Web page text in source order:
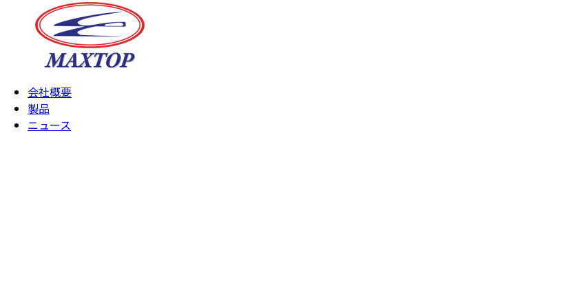
会社概要
製品
ニュース